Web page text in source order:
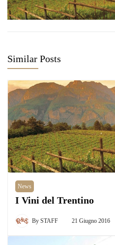
Similar Posts
News
I Vini del Trentino
By STAFF 21 Giugno 2016